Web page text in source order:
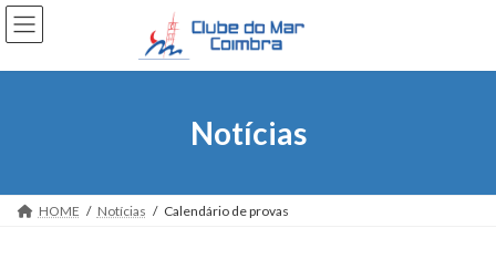
Skip
to
the
Skip
to
the
Notícias
HOME Notícias Calendário de provas